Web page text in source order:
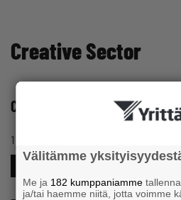
Creative Sector
Creative sector network
11.6.2024 13:13
#CREATIVESECTOR
Välitämme
Me ja 182 kumppaniamme
ja/tai haemme niitä, jotta voimme